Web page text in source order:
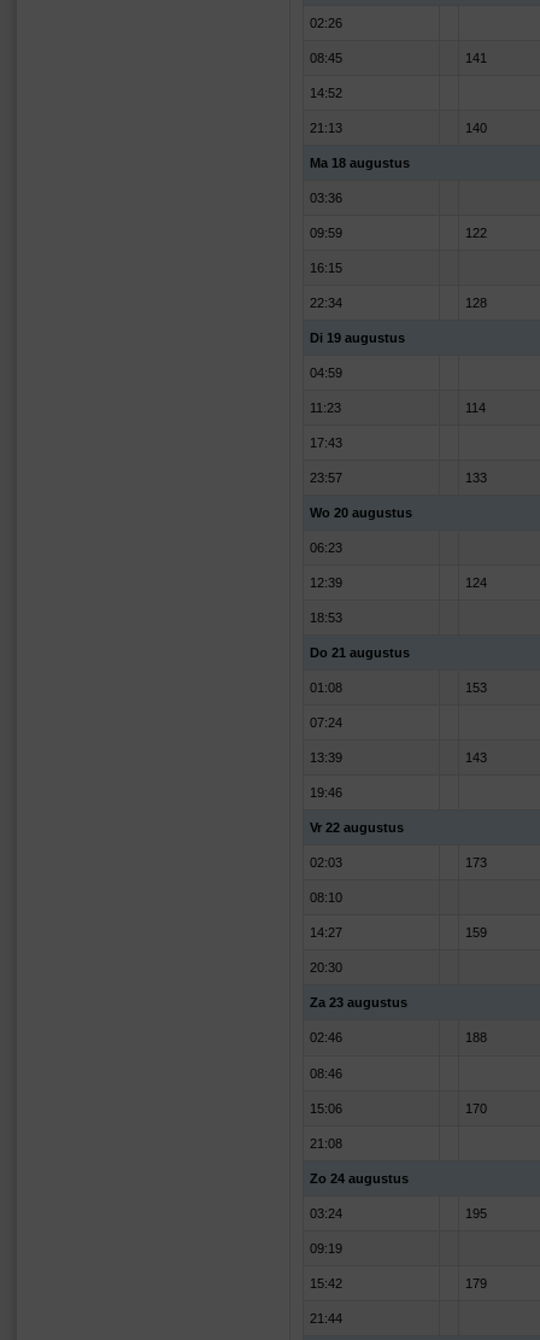
02:26
08:45 141
14:52
21:13 140
Ma 18 augustus
03:36
09:59 122
16:15
22:34 128
Di 19 augustus
04:59
11:23 114
17:43
23:57 133
Wo 20 augustus
06:23
12:39 124
18:53
Do 21 augustus
01:08 153
07:24
13:39 143
19:46
Vr 22 augustus
02:03 173
08:10
14:27 159
20:30
Za 23 augustus
02:46 188
08:46
15:06 170
21:08
Zo 24 augustus
03:24 195
09:19
15:42 179
21:44